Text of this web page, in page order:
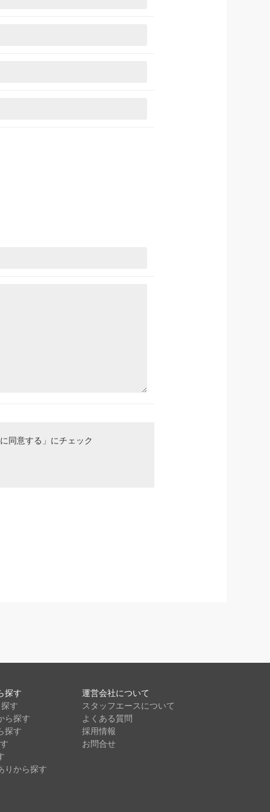
同意する」にチェック
探す
す
ら探す
探す
りから探す
運営会社について
スタッフエースについて
よくある質問
採用情報
お問合せ